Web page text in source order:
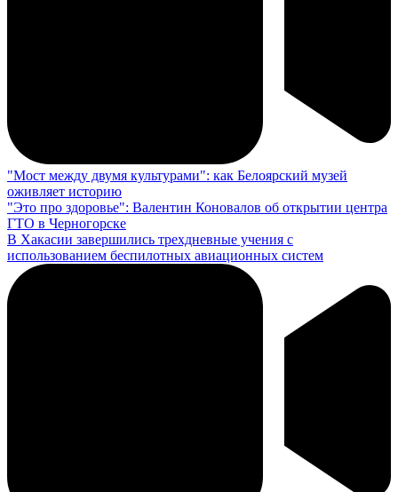
"Мост между двумя культурами": как Белоярский музей
оживляет историю
"Это про здоровье": Валентин Коновалов об открытии центра
ГТО в Черногорске
В Хакасии завершились трехдневные учения с
использованием беспилотных авиационных систем